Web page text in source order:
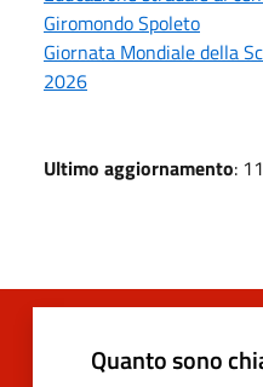
Giromondo Spoleto
Giornata Mondiale della
2026
Ultimo aggiornamento:
Quanto sono